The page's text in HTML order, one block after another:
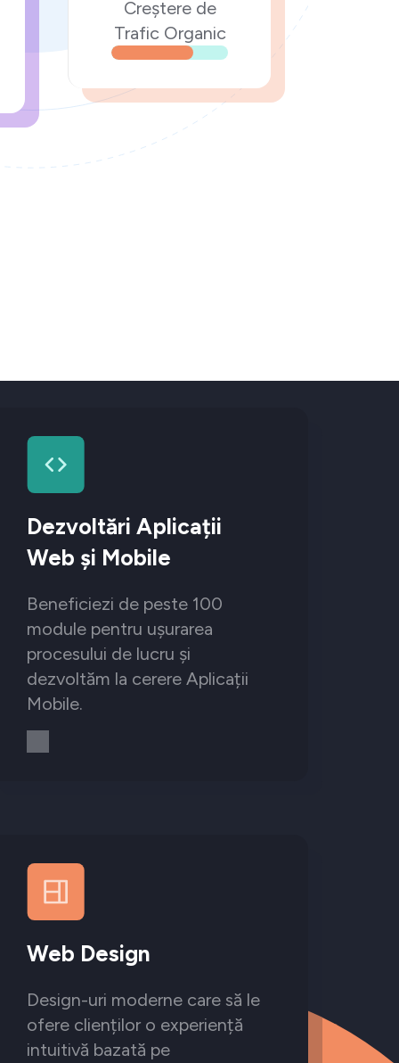
Creștere de
Trafic Organic
Dezvoltări Aplicații
Web și Mobile
Beneficiezi de peste 100
module pentru ușurarea
procesului de lucru și
dezvoltăm la cerere Aplicații
Mobile.
Web Design
Design-uri moderne care să le
ofere clienților o experiență
intuitivă bazată pe